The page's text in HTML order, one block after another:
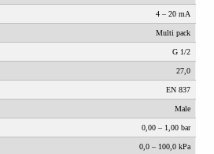
4 – 20 mA
Multi pack
G 1/2
27,0
EN 837
Male
0,00 – 1,00 bar
0,0 – 100,0 kPa